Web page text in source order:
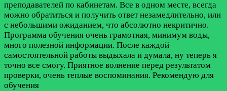
преподавателей по кабинетам. Все в одном месте, всегда
можно обратиться и получить ответ незамедлительно, или
с небольшими ожиданием, что абсолютно некритично.
Программа обучения очень грамотная, минимум воды,
много полезной информации. После каждой
самостоятельной работы выдыхала и думала, ну теперь я
точно все смогу. Приятное волнение перед результатом
проверки, очень теплые воспоминания. Рекомендую для
обучения